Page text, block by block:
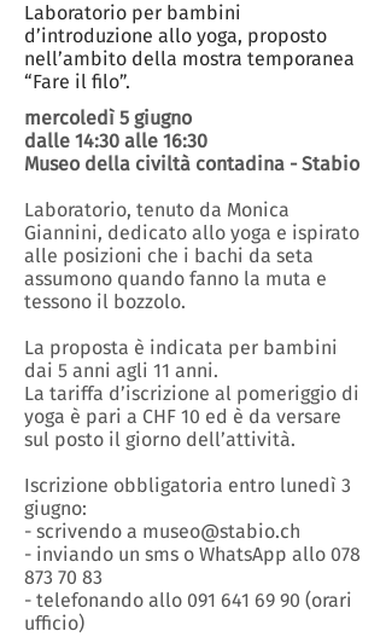
Laboratorio per bambini
d’introduzione allo yoga, proposto
nell’ambito della mostra temporanea
“Fare il filo”.
mercoledì 5 giugno
dalle 14:30 alle 16:30
Museo della civiltà contadina - Stabio
Laboratorio, tenuto da Monica
Giannini, dedicato allo yoga e ispirato
alle posizioni che i bachi da seta
assumono quando fanno la muta e
tessono il bozzolo.
La proposta è indicata per bambini
dai 5 anni agli 11 anni.
La tariffa d’iscrizione al pomeriggio di
yoga è pari a CHF 10 ed è da versare
sul posto il giorno dell’attività.
Iscrizione obbligatoria entro lunedì 3
giugno:
- scrivendo a museo@stabio.ch
- inviando un sms o WhatsApp allo 078
873 70 83
- telefonando allo 091 641 69 90 (orari
ufficio)